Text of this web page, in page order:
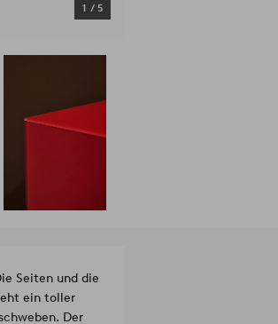
1 / 5
Seiten und die
ein toller
Der